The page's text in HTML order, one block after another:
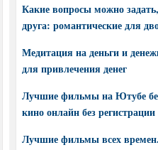
Какие вопросы можно
друга: романтические для
Медитация на деньги и
для привлечения денег
Лучшие фильмы на Ютубе
кино онлайн без регистрации
Лучшие фильмы всех